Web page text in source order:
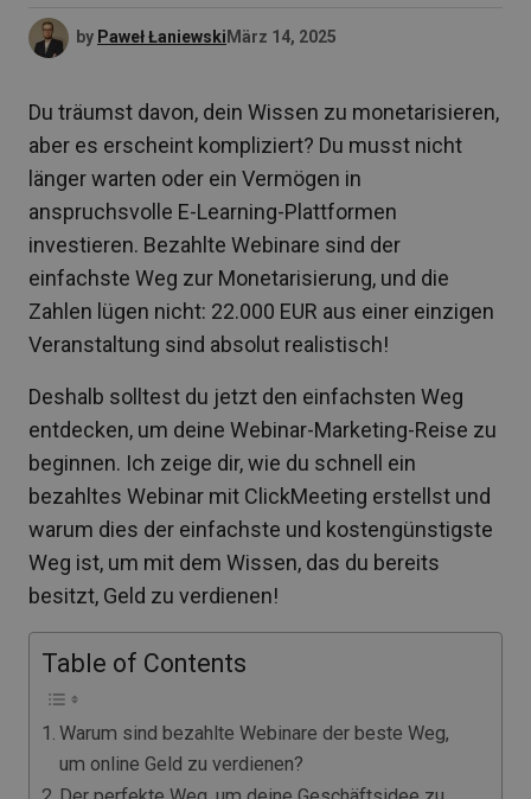
by Paweł Łaniewski März 14, 2025
Du träumst davon, dein Wissen zu monetarisieren,
aber es erscheint kompliziert? Du musst nicht
länger warten oder ein Vermögen in
anspruchsvolle E-Learning-Plattformen
investieren. Bezahlte Webinare sind der
einfachste Weg zur Monetarisierung, und die
Zahlen lügen nicht: 22.000 EUR aus einer einzigen
Veranstaltung sind absolut realistisch!
Deshalb solltest du jetzt den einfachsten Weg
entdecken, um deine Webinar-Marketing-Reise zu
beginnen. Ich zeige dir, wie du schnell ein
bezahltes Webinar mit ClickMeeting erstellst und
warum dies der einfachste und kostengünstigste
Weg ist, um mit dem Wissen, das du bereits
besitzt, Geld zu verdienen!
Table of Contents
Warum sind bezahlte Webinare der beste Weg,
um online Geld zu verdienen?